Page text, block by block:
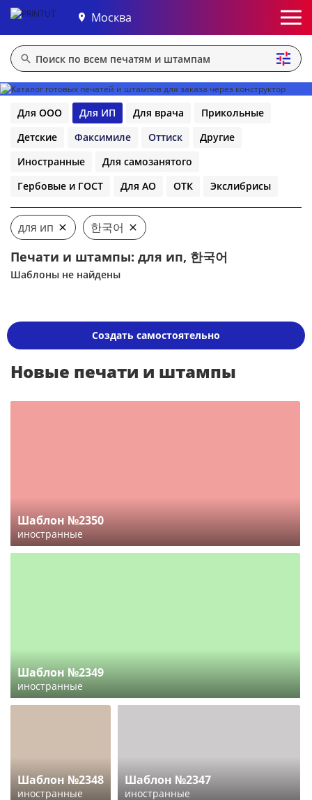
Москва
Для ООО Для ИП Для врача
Прикольные
Детские
Факсимиле Оттиск
Другие
Иностранные
Для самозанятого
Гербовые и ГОСТ
Для АО ОТК Экслибрисы
для ип 한국어
Печати и штампы: для ип, 한국어
Шаблоны не найдены
Создать самостоятельно
Новые печати и штампы
Шаблон №2350
иностранные
Шаблон №2349
иностранные
Шаблон №2348
иностранные
Шаблон №2347
иностранные